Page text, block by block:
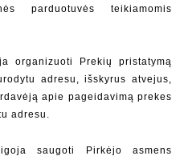
parduotuvės teikiamomis
organizuoti Prekių pristatymą
adresu, išskyrus atvejus,
apie pageidavimą prekes
adresu.
saugoti Pirkėjo asmens